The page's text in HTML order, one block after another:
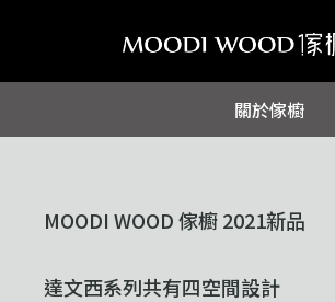
主
關於傢櫥
MOODI WOOD 傢櫥 2021新品
達文西系列共有四空間設計